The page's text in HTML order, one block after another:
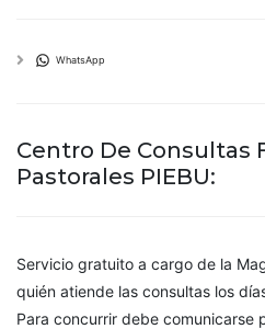
WhatsApp
Centro De Consultas
Pastorales PIEBU:
Servicio gratuito a cargo de la
quién atiende las consultas los
Para concurrir debe comunicarse